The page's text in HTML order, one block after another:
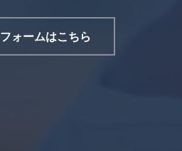
ォームはこちら